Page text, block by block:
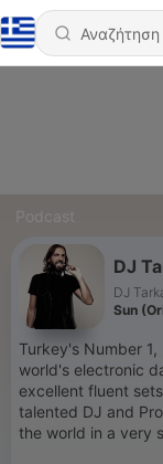
Podcast
DJ
DJ
Sun
Turkey's Number
world's electronic
excellent fluent
talented DJ and
the world in a very short time. DJ
78 in the world by